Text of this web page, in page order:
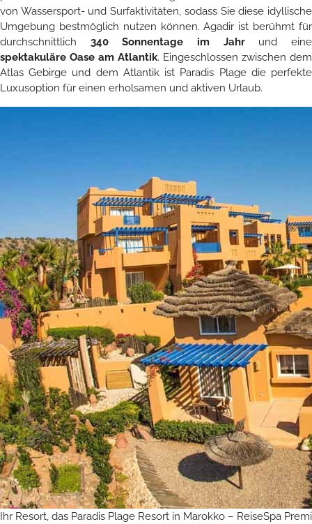
von Wassersport- und Surfaktivitäten, sodass Sie diese idyllische
Umgebung bestmöglich nutzen können. Agadir ist berühmt für
durchschnittlich 340 Sonnentage im Jahrund eine
spektakuläre Oase am Atlantik. Eingeschlossen zwischen dem
Atlas Gebirge und dem Atlantik ist Paradis Plage die perfekte
Luxusoption für einen erholsamen und aktiven Urlaub.
Ihr Resort, das Paradis Plage Resort in Marokko – ReiseSpa